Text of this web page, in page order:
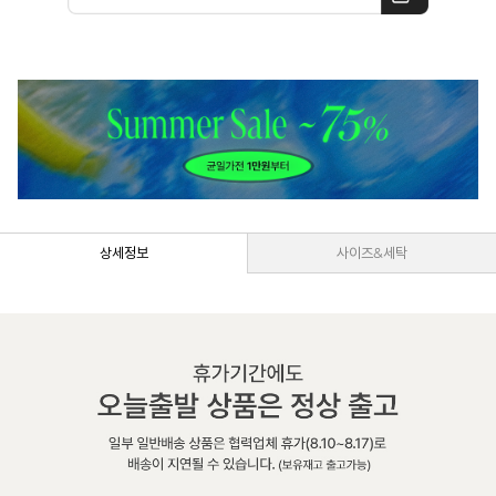
상세정보 사이즈&세탁